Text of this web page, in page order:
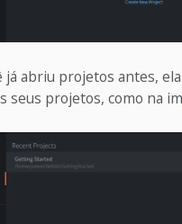
já abriu projetos antes,
seus projetos, como na